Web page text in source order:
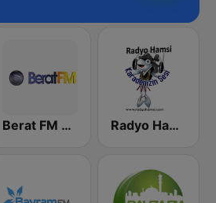
Berat FM 87.8 Radyo Hamsi